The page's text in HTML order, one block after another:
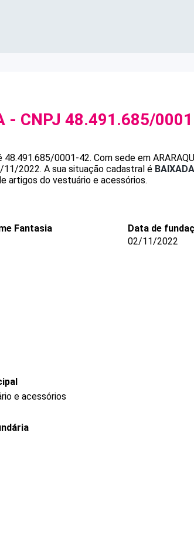
- CNPJ 48.491.685/
48.491.685/0001-42. Com sede em
11/2022. A sua situação cadastral é BAIXADA
artigos do vestuário e acessórios.
Fantasia
Data de
02/11/2022
e acessórios